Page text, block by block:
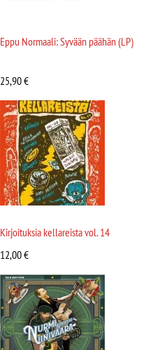
Eppu Normaali: Syvään päähän (LP)
25,90€
Kirjoituksia kellareista vol. 14
12,00€